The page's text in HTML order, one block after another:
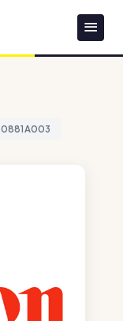
0881A003